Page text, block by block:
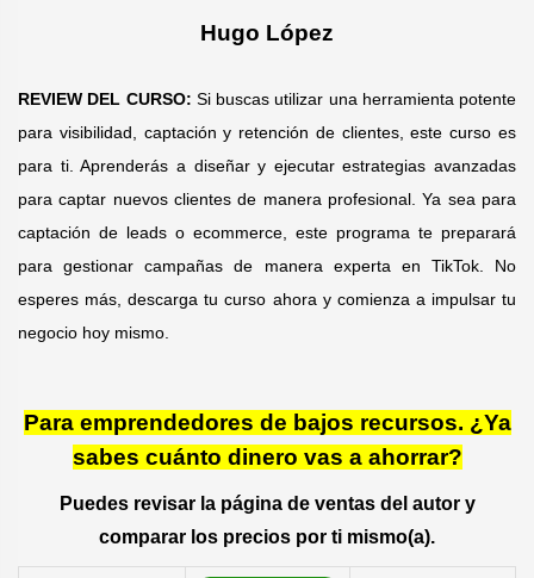
Hugo López
REVIEW DEL CURSO: Si buscas utilizar una herramienta potente
para visibilidad, captación y retención de clientes, este curso es
para ti. Aprenderás a diseñar y ejecutar estrategias avanzadas
para captar nuevos clientes de manera profesional. Ya sea para
captación de leads o ecommerce, este programa te preparará
para gestionar campañas de manera experta en TikTok. No
esperes más, descarga tu curso ahora y comienza a impulsar tu
negocio hoy mismo.
Para emprendedores de bajos recursos. ¿Ya
sabes cuánto dinero vas a ahorrar?
Puedes revisar la página de ventas del autor y
comparar los precios por ti mismo(a).